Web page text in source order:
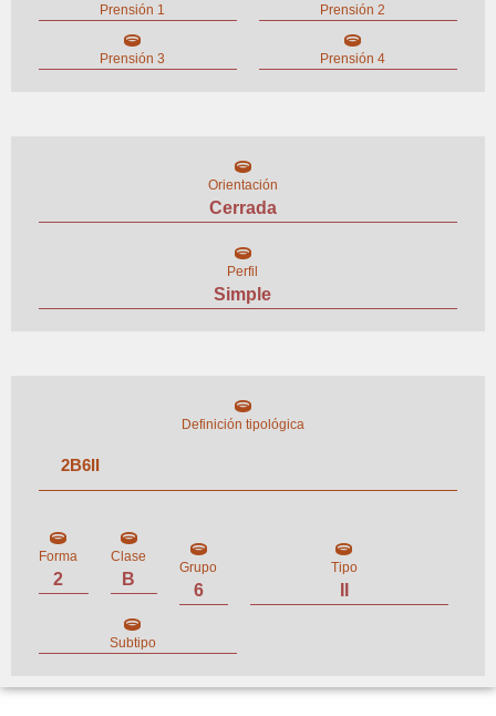
Prensión 1 Prensión 2
Prensión 3 Prensión 4
Orientación
Cerrada
Perfil
Simple
Definición tipológica
2B6II
Forma
2
Clase
B
Grupo
6
Tipo
Subtipo